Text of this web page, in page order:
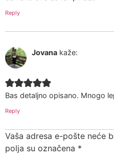
Reply
Jovana kaže:
Bas detaljno opisano. Mnogo
Reply
Vaša adresa e-pošte neće
polja su označena *